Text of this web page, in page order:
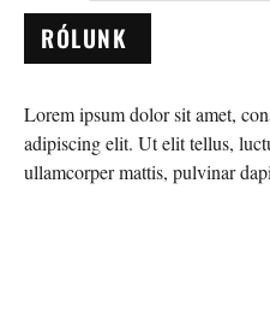
RÓLUNK
Lorem ipsum dolor sit amet,
adipiscing elit. Ut elit tellus,
ullamcorper mattis, pulvinar